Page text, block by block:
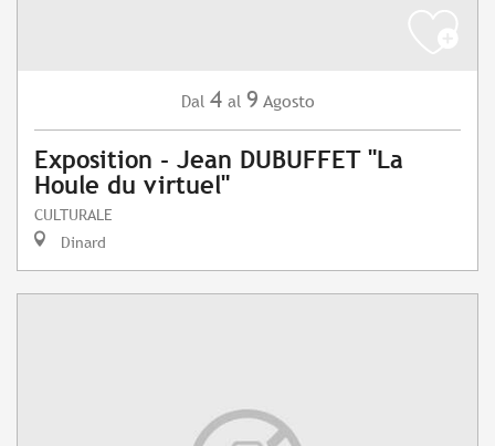
Dal 4 al 9 Agosto
Exposition - Jean DUBUFFET "La
Houle du virtuel"
CULTURALE
Dinard